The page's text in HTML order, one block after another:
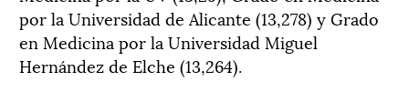
por la Universidad de Alicante (13,278) y Grado
en Medicina por la Universidad Miguel
Hernández de Elche (13,264).